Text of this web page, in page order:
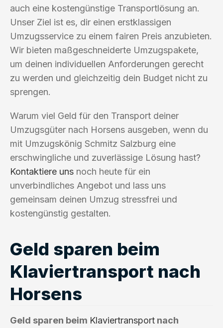
auch eine kostengünstige Transportlösung an.
Unser Ziel ist es, dir einen erstklassigen
Umzugsservice zu einem fairen Preis anzubieten.
Wir bieten maßgeschneiderte Umzugspakete,
um deinen individuellen Anforderungen gerecht
zu werden und gleichzeitig dein Budget nicht zu
sprengen.
Warum viel Geld für den Transport deiner
Umzugsgüter nach Horsens ausgeben, wenn du
mit Umzugskönig Schmitz Salzburg eine
erschwingliche und zuverlässige Lösung hast?
Kontaktiere uns noch heute für ein
unverbindliches Angebot und lass uns
gemeinsam deinen Umzug stressfrei und
kostengünstig gestalten.
Geld sparen beim
Klaviertransport nach
Horsens
Geld sparen beim Klaviertransport nach